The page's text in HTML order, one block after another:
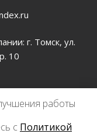
г. Томск, ул.
10
работы
с Политикой